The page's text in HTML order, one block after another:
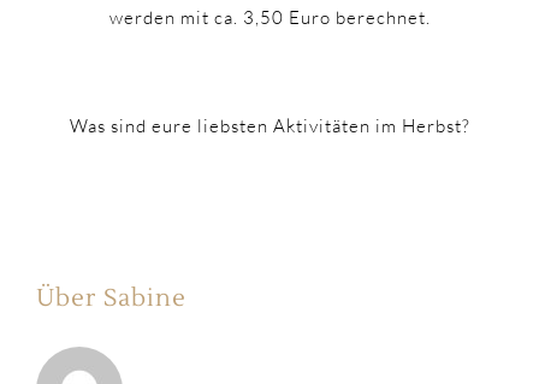
werden mit ca. 3,50 Euro berechnet.
Was sind eure liebsten Aktivitäten im Herbst?
Über Sabine